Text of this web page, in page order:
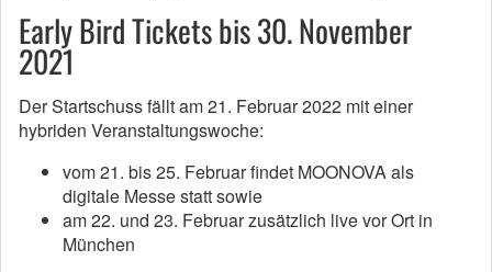
Early Bird Tickets bis 30. November
2021
Der Startschuss fällt am 21. Februar 2022 mit einer
hybriden Veranstaltungswoche:
vom 21. bis 25. Februar findet MOONOVA als
digitale Messe statt sowie
am 22. und 23. Februar zusätzlich live vor Ort in
München